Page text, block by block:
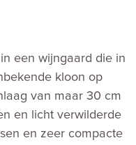
een wijngaard die in
kloon op
van maar 30 cm
en licht verwilderde
en zeer compacte